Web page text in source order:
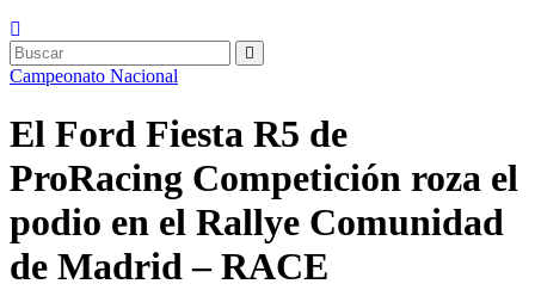
Campeonato Nacional
El Ford Fiesta R5 de
ProRacing Competición roza el
podio en el Rallye Comunidad
de Madrid – RACE